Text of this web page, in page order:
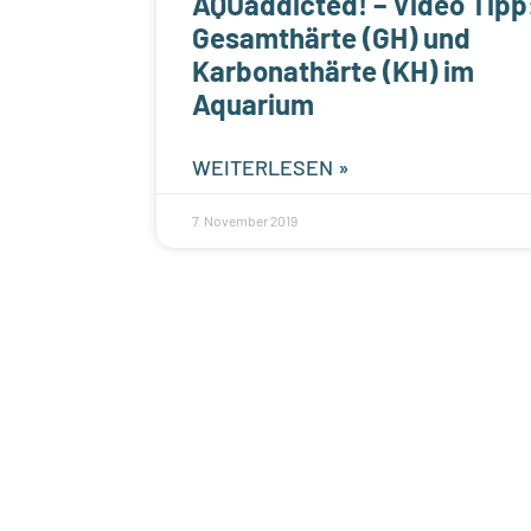
Gesamthärte (GH) und
Karbonathärte (KH) im
Aquarium
WEITERLESEN »
7. November 2019